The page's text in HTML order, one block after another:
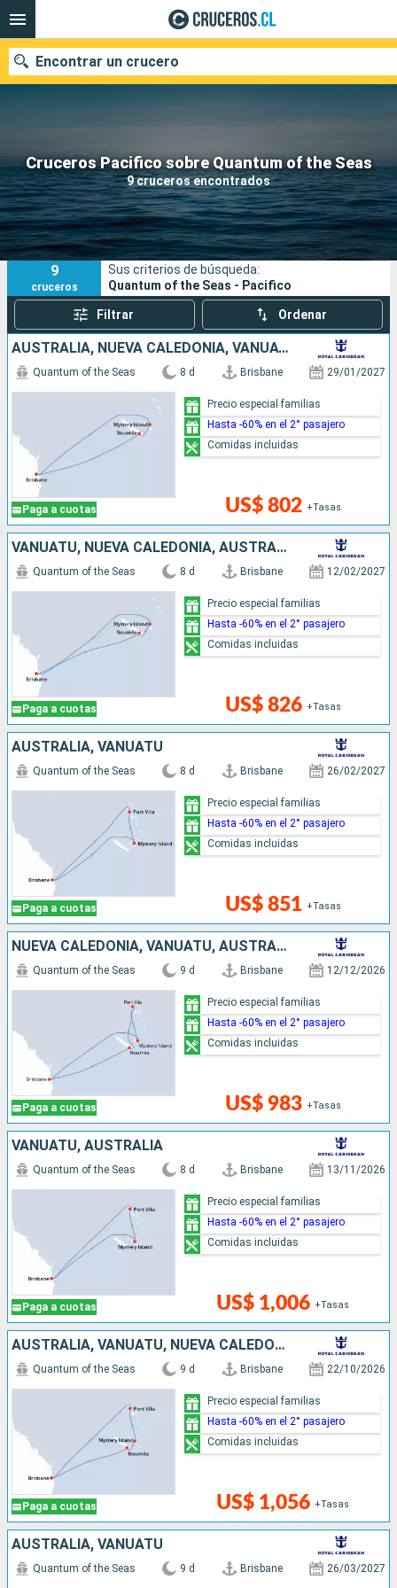
Cruceros Pacifico sobre Quantum of the Seas
9 cruceros encontrados
Encontrar un crucero
Nuestros destinos
Fecha de salida
Puertos Compañías
Buscar
9
cruceros
Sus criterios de búsqueda:
Quantum of the Seas - Pacifico
Filtrar Ordenar
AUSTRALIA, NUEVA CALEDONIA, VANUATU
Paga a cuotas
Quantum of the Seas 8 d Brisbane 29/01/2027
US$ 802 +Tasas
Precio especial familias
Hasta -60% en el 2° pasajero
Comidas incluidas
VANUATU, NUEVA CALEDONIA, AUSTRALIA
Paga a cuotas
Quantum of the Seas 8 d Brisbane 12/02/2027
US$ 826 +Tasas
Precio especial familias
Hasta -60% en el 2° pasajero
Comidas incluidas
AUSTRALIA, VANUATU
Paga a cuotas
Quantum of the Seas 8 d Brisbane 26/02/2027
US$ 851 +Tasas
Precio especial familias
Hasta -60% en el 2° pasajero
Comidas incluidas
NUEVA CALEDONIA, VANUATU, AUSTRALIA
Paga a cuotas
Quantum of the Seas 9 d Brisbane 12/12/2026
US$ 983 +Tasas
Precio especial familias
Hasta -60% en el 2° pasajero
Comidas incluidas
VANUATU, AUSTRALIA
Paga a cuotas
Quantum of the Seas 8 d Brisbane 13/11/2026
US$ 1,006 +Tasas
Precio especial familias
Hasta -60% en el 2° pasajero
Comidas incluidas
AUSTRALIA, VANUATU, NUEVA CALEDONIA
Paga a cuotas
Quantum of the Seas 9 d Brisbane 22/10/2026
US$ 1,056 +Tasas
Precio especial familias
Hasta -60% en el 2° pasajero
Comidas incluidas
AUSTRALIA, VANUATU
Quantum of the Seas 9 d Brisbane 26/03/2027